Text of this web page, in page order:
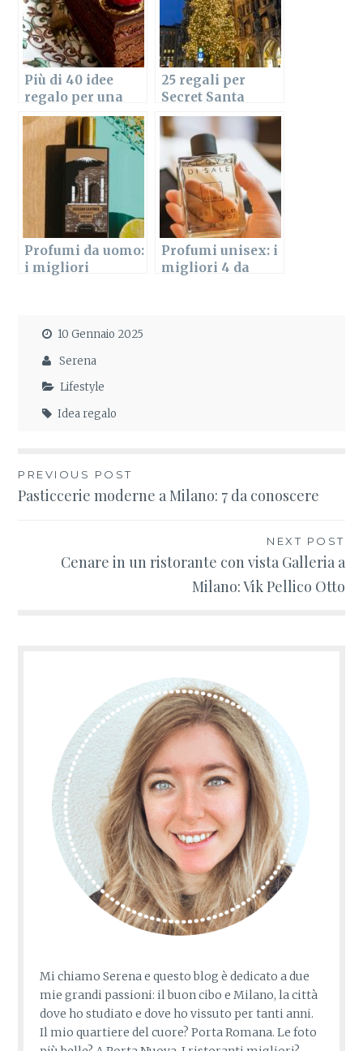
Più di 40 idee
regalo per una
ragazza tra 25 e
30 anni
25 regali per
Secret Santa
(Babbo Natale
Segreto)
Profumi da uomo:
i migliori
Profumi unisex: i
migliori 4 da
10 Gennaio 2025
Serena
Lifestyle
Idea regalo
Navigazione
PREVIOUS POST
Pasticcerie moderne a Milano: 7 da conoscere
NEXT POST
Cenare in un ristorante con vista Galleria a
Milano: Vik Pellico Otto
Mi chiamo Serena e questo blog è dedicato a due
mie grandi passioni: il buon cibo e Milano, la città
dove ho studiato e dove ho vissuto per tanti anni.
Il mio quartiere del cuore? Porta Romana. Le foto